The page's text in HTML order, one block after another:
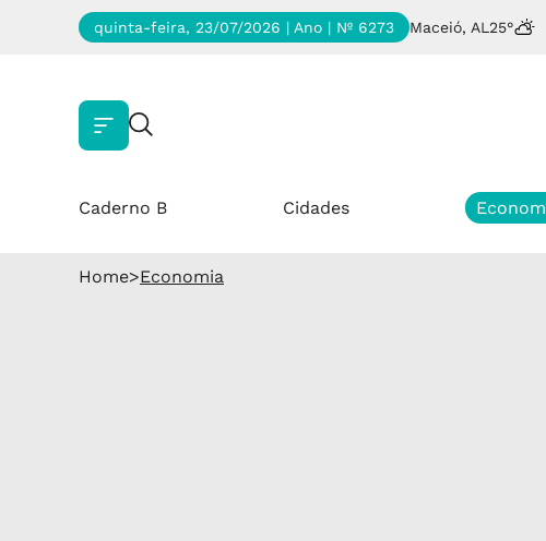
quinta-feira, 23/07/2026 | Ano | Nº 6273 Maceió, AL 25°
Caderno B Cidades
Home>Economia